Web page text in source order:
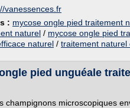
vanessences.fr
: mycose ongle pied traitement
naturel / mycose ongle pied
naturel / traitement naturel
pied unguéale
champignons microscopiques